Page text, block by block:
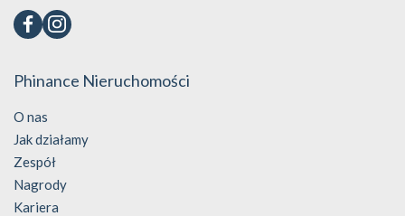
Phinance Nieruchomości
O nas
Jak działamy
Zespół
Nagrody
Kariera